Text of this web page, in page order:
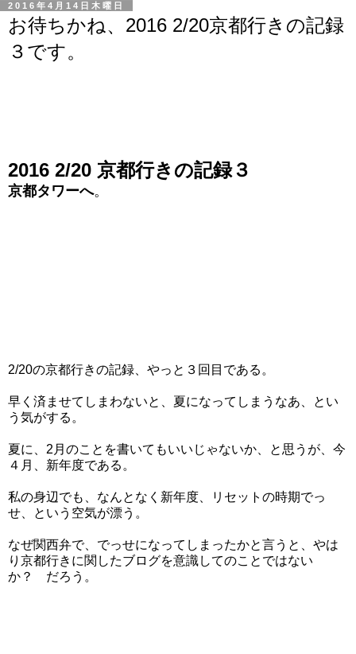
2016年4月14日木曜日
お待ちかね、2016 2/20京都行きの記録
３です。
2016 2/20 京都行きの記録３
京都タワーへ。
2/20の京都行きの記録、やっと３回目である。
早く済ませてしまわないと、夏になってしまうなあ、とい
う気がする。
夏に、2月のことを書いてもいいじゃないか、と思うが、今
４月、新年度である。
私の身辺でも、なんとなく新年度、リセットの時期でっ
せ、という空気が漂う。
なぜ関西弁で、でっせになってしまったかと言うと、やは
り京都行きに関したブログを意識してのことではない
か？ だろう。